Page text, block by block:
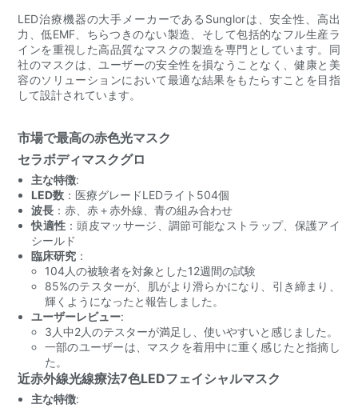
LED治療機器の大手メーカーであるSunglorは、安全性、高出
力、低EMF、ちらつきのない製造、そして包括的なフル生産ラ
インを重視した高品質なマスクの製造を専門としています。同
社のマスクは、ユーザーの安全性を損なうことなく、健康と美
容のソリューションにおいて最適な結果をもたらすことを目指
して設計されています。
市場で最高の赤色光マスク
セラボディマスクグロ
主な特徴:
LED数 ：医療グレードLEDライト504個
波長 ：赤、赤＋赤外線、青の組み合わせ
快適性 ：頭皮マッサージ、調節可能なストラップ、保護アイ
シールド
臨床研究 ：
104人の被験者を対象とした12週間の試験
85%のテスターが、肌がより滑らかになり、引き締まり、
輝くようになったと報告しました。
ユーザーレビュー:
3人中2人のテスターが満足し、使いやすいと感じました。
一部のユーザーは、マスクを着用中に重く感じたと指摘し
た。
近赤外線光線療法7色LEDフェイシャルマスク
主な特徴: